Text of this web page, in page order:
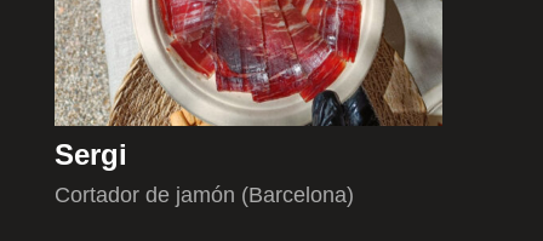
Sergi
Cortador de jamón (Barcelona)